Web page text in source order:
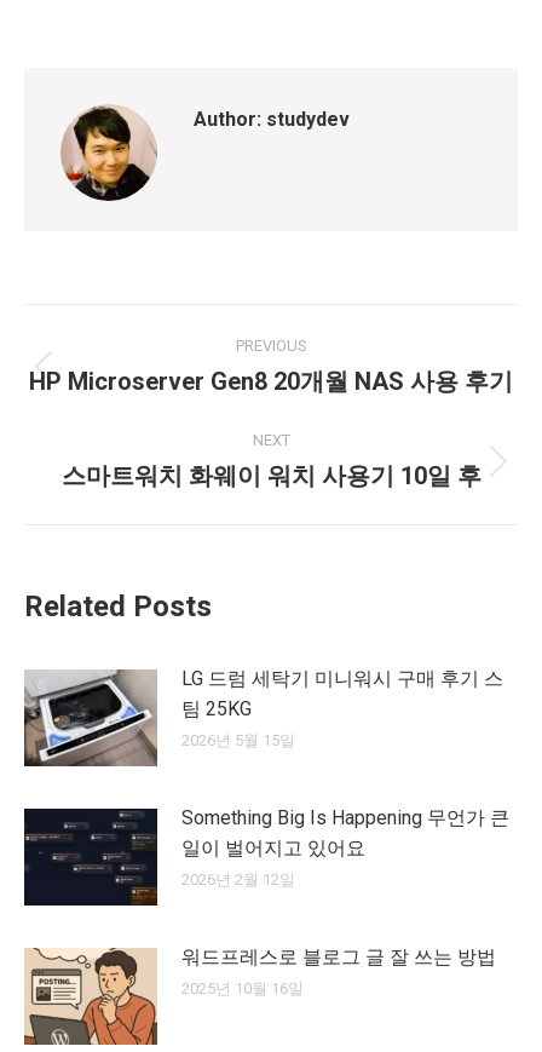
Author: studydev
navigation
PREVIOUS
Previous
HP Microserver Gen8 20개월 NAS 사용 후기
NEXT
Next
스마트워치 화웨이 워치 사용기 10일 후
Related Posts
LG 드럼 세탁기 미니워시 구매 후기 스
팀 25KG
2026년 5월 15일
Something Big Is Happening 무언가 큰
일이 벌어지고 있어요
2026년 2월 12일
워드프레스로 블로그 글 잘 쓰는 방법
2025년 10월 16일